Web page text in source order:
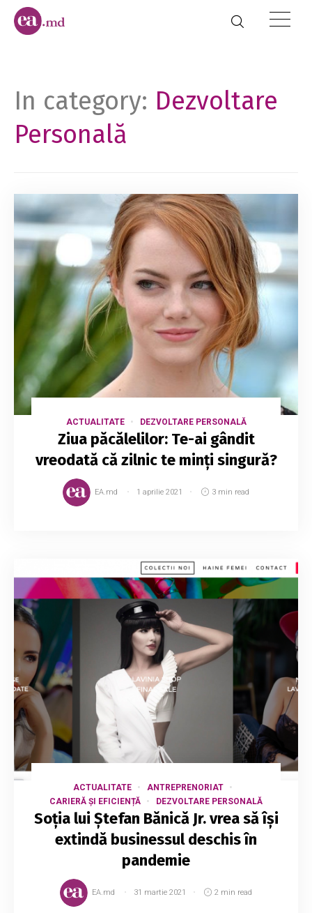
In category: Dezvoltare
Personală
ACTUALITATE DEZVOLTARE PERSONALĂ
Ziua păcălelilor: Te-ai gândit
vreodată că zilnic te minți singură?
EA.md 1 aprilie 2021 3 min read
ACTUALITATE
ANTREPRENORIAT
CARIERĂ ȘI EFICIENȚĂ
DEZVOLTARE PERSONALĂ
Soția lui Ștefan Bănică Jr. vrea să își
extindă businessul deschis în
pandemie
EA.md 31 martie 2021 2 min read